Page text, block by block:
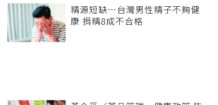
精源短缺…台灣男性精子不夠健
康 捐精8成不合格